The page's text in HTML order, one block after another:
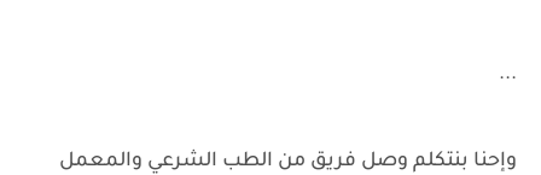
...
وإحنا بنتكلم وصل فريق من الطب الشرعي والمعمل